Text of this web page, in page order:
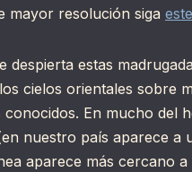
mayor resolución siga
despierta estas
cielos orientales sobre
conocidos. En mucho del
nuestro país aparece a
aparece más cercano